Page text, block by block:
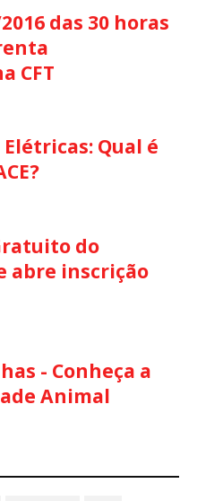
das 30 horas
CFT
Qual é
do
abre inscrição
- Conheça a
Animal